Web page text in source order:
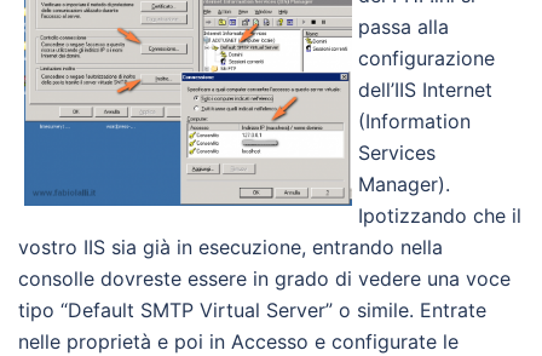
passa alla
configurazione
dell’IIS Internet
(Information
Services
Manager).
Ipotizzando che il
vostro IIS sia già in esecuzione, entrando nella
consolle dovreste essere in grado di vedere una voce
tipo “Default SMTP Virtual Server” o simile. Entrate
nelle proprietà e poi in Accesso e configurate le